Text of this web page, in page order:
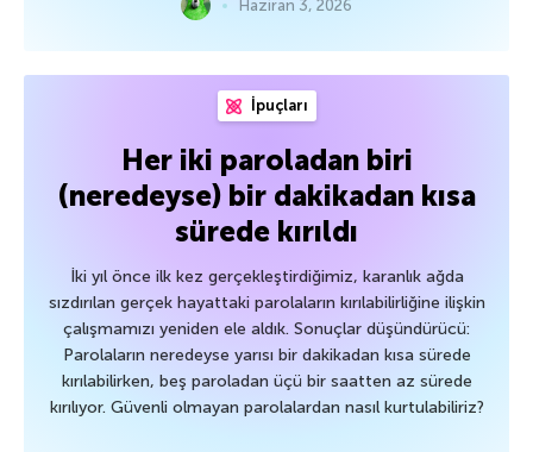
Haziran 3, 2026
İpuçları
Her iki paroladan biri
(neredeyse) bir dakikadan kısa
sürede kırıldı
İki yıl önce ilk kez gerçekleştirdiğimiz, karanlık ağda
sızdırılan gerçek hayattaki parolaların kırılabilirliğine ilişkin
çalışmamızı yeniden ele aldık. Sonuçlar düşündürücü:
Parolaların neredeyse yarısı bir dakikadan kısa sürede
kırılabilirken, beş paroladan üçü bir saatten az sürede
kırılıyor. Güvenli olmayan parolalardan nasıl kurtulabiliriz?